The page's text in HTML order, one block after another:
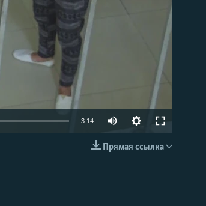
3:14
Прямая ссылка